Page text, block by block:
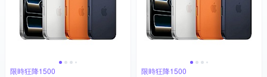
限時狂降1500 限時狂降1500